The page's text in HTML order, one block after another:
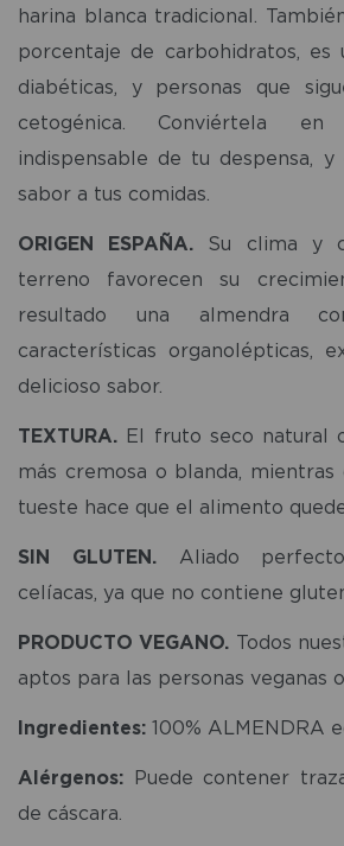
harina blanca tradicional.
porcentaje de carbohidratos, es
diabéticas, y personas que
cetogénica. Conviértela
indispensable de tu despensa,
sabor a tus comidas.
ORIGEN ESPAÑA. Su clima y
terreno favorecen su
resultado una almendra
características organolépticas,
delicioso sabor.
TEXTURA. El fruto seco natural
más cremosa o blanda,
tueste hace que el alimento
SIN GLUTEN.Aliado
celíacas, ya que no contiene
PRODUCTO VEGANO. Todos
aptos para las personas veganas
Ingredientes: 100% ALMENDRA
Alérgenos: Puede contener
de cáscara.